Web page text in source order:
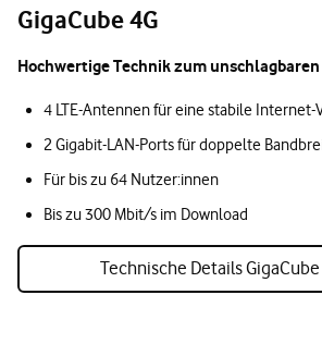
GigaCube 4G
Hochwertige Technik zum
4 LTE-Antennen für eine stabile Internet-
2 Gigabit-LAN-Ports für doppelte
Für bis zu 64 Nutzer:innen
Bis zu 300 Mbit/s im Download
Technische Details GigaCube